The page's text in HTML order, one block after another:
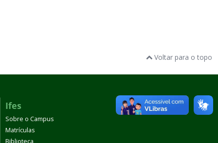
Voltar para o topo
Ifes
Sobre o Campus
Matrículas
Biblioteca